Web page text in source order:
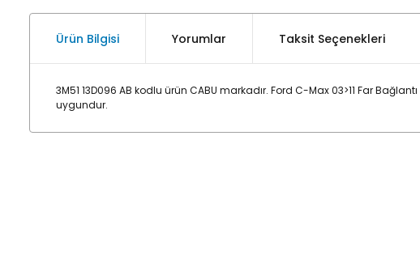
Ürün Bilgisi Yorumlar Taksit Seçenekleri
3M51 13D096 AB kodlu ürün CABU markadır. Ford C-Max 03>11 Far
uygundur.